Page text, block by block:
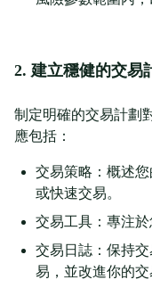
2. 建立穩健的交易
制定明確的交易計劃
應包括：
交易策略：概述
或快速交易。
交易工具：專注於
交易日誌：保持
易，並改進你的交